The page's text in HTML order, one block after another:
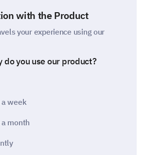
with the Product
your experience using our
do you use our product?
week
month